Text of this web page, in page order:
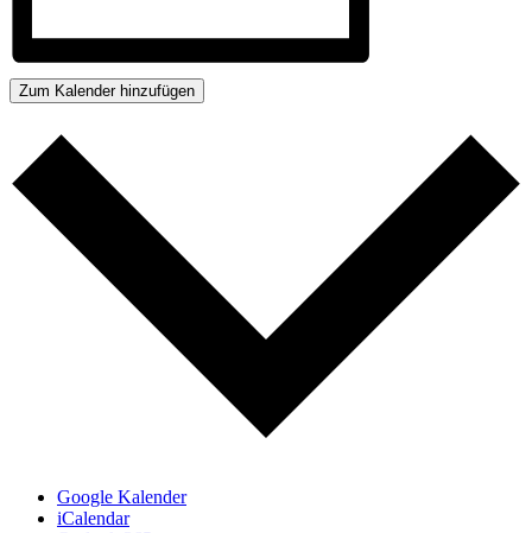
Zum Kalender hinzufügen
Google Kalender
iCalendar